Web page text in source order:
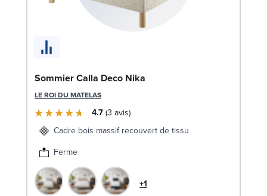
Sommier Calla Deco Nika
LE ROI DU MATELAS
4.7 3 avis
Cadre bois massif recouvert de tissu
Ferme
+1